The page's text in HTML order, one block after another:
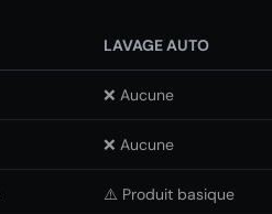
LAVAGE AUTO
❌ Aucune
❌ Aucune
⚠️ Produit basique